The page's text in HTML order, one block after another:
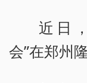
近日
会”在郑州